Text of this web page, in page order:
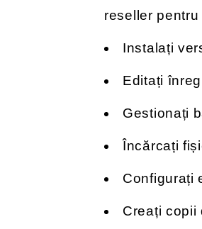
reseller
Instalați
Editați
Gestionați
Încărcați
Configurați
Creați